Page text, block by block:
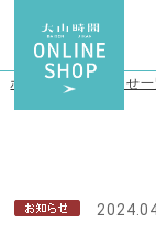
ホーム ≫ お知らせ